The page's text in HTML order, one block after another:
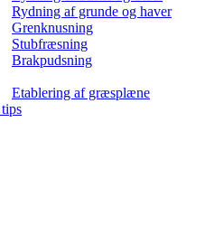
Rydning af grunde og haver
Grenknusning
Stubfræsning
Brakpudsning
Etablering af græsplæne